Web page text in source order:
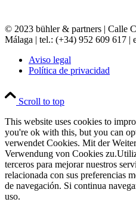
© 2023 bühler & partners | Calle
Málaga | tel.: (+34) 952 609 617 |
Aviso legal
Política de privacidad
Scroll to top
This website uses cookies to
you're ok with this, but you can
verwendet Cookies. Mit der
Verwendung von Cookies zu.
terceros para mejorar nuestros
relacionada con sus preferencias
de navegación. Si continua
uso.